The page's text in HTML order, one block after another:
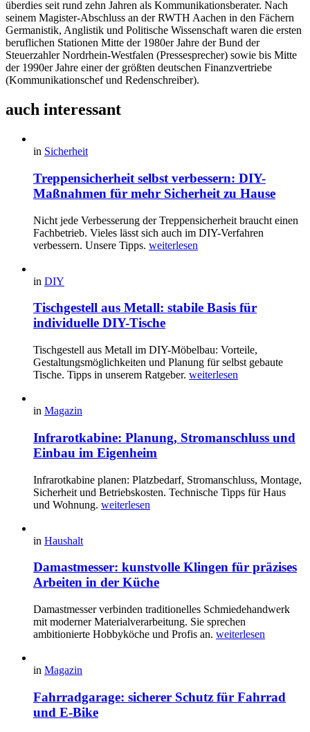
überdies seit rund zehn Jahren als Kommunikationsberater. Nach
seinem Magister-Abschluss an der RWTH Aachen in den Fächern
Germanistik, Anglistik und Politische Wissenschaft waren die ersten
beruflichen Stationen Mitte der 1980er Jahre der Bund der
Steuerzahler Nordrhein-Westfalen (Pressesprecher) sowie bis Mitte
der 1990er Jahre einer der größten deutschen Finanzvertriebe
(Kommunikationschef und Redenschreiber).
auch interessant
in Sicherheit
Treppensicherheit selbst verbessern: DIY-
Maßnahmen für mehr Sicherheit zu Hause
Nicht jede Verbesserung der Treppensicherheit braucht einen
Fachbetrieb. Vieles lässt sich auch im DIY-Verfahren
verbessern. Unsere Tipps. weiterlesen
in DIY
Tischgestell aus Metall: stabile Basis für
individuelle DIY-Tische
Tischgestell aus Metall im DIY-Möbelbau: Vorteile,
Gestaltungsmöglichkeiten und Planung für selbst gebaute
Tische. Tipps in unserem Ratgeber. weiterlesen
in Magazin
Infrarotkabine: Planung, Stromanschluss und
Einbau im Eigenheim
Infrarotkabine planen: Platzbedarf, Stromanschluss, Montage,
Sicherheit und Betriebskosten. Technische Tipps für Haus
und Wohnung. weiterlesen
in Haushalt
Damastmesser: kunstvolle Klingen für präzises
Arbeiten in der Küche
Damastmesser verbinden traditionelles Schmiedehandwerk
mit moderner Materialverarbeitung. Sie sprechen
ambitionierte Hobbyköche und Profis an. weiterlesen
in Magazin
Fahrradgarage: sicherer Schutz für Fahrrad
und E-Bike